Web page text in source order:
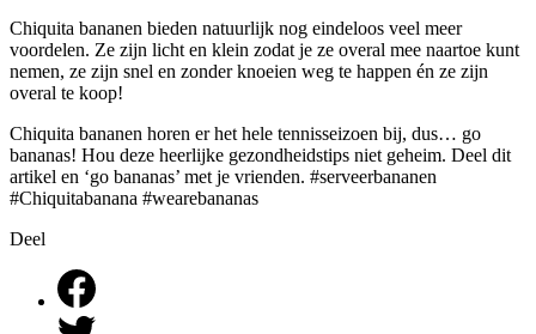
Chiquita bananen bieden natuurlijk nog eindeloos veel meer
voordelen. Ze zijn licht en klein zodat je ze overal mee naartoe kunt
nemen, ze zijn snel en zonder knoeien weg te happen én ze zijn
overal te koop!
Chiquita bananen horen er het hele tennisseizoen bij, dus… go
bananas! Hou deze heerlijke gezondheidstips niet geheim. Deel dit
artikel en ‘go bananas’ met je vrienden. #serveerbananen
#Chiquitabanana #wearebananas
Deel